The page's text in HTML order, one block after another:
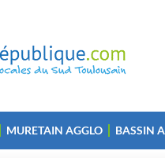
MURETAIN AGGLO BASSIN